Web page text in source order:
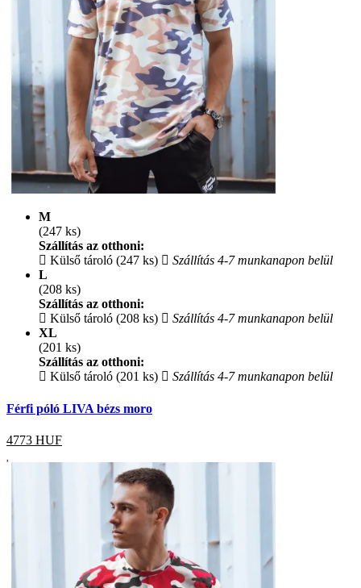
M
(247 ks)
Szállítás az otthoni:
Külső tároló (247 ks)
Szállítás 4-7 munkanapon belül
L
(208 ks)
Szállítás az otthoni:
Külső tároló (208 ks)
Szállítás 4-7 munkanapon belül
XL
(201 ks)
Szállítás az otthoni:
Külső tároló (201 ks)
Szállítás 4-7 munkanapon belül
Férfi póló LIVA bézs moro
4773 HUF